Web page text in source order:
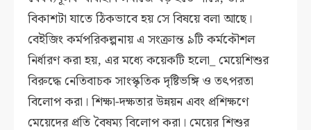
বিকাশটা যাতে ঠিকভাবে হয় সে বিষয়ে বলা আছে।
বেইজিং কর্মপরিকল্পনায় এ সংক্রান্ত ৯টি কর্মকৌশল
নির্ধারণ করা হয়, এর মধ্যে কয়েকটি হলো_ মেয়েশিশুর
বিরুদ্ধে নেতিবাচক সাংস্কৃতিক দৃষ্টিভঙ্গি ও তৎপরতা
বিলোপ করা। শিক্ষা-দক্ষতার উন্নয়ন এবং প্রশিক্ষণে
মেয়েদের প্রতি বৈষম্য বিলোপ করা। মেয়ের শিশুর